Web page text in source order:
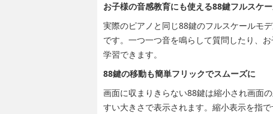
お子様の音感教育にも使える88鍵フルスケ
実際のピアノと同じ88鍵のフルスケールモ
です。一つ一つ音を鳴らして質問したり、
学習できます。
88鍵の移動も簡単フリックでスムーズに
画面に収まりきらない88鍵は縮小され画面
すい大きさで表示されます。縮小表示を指